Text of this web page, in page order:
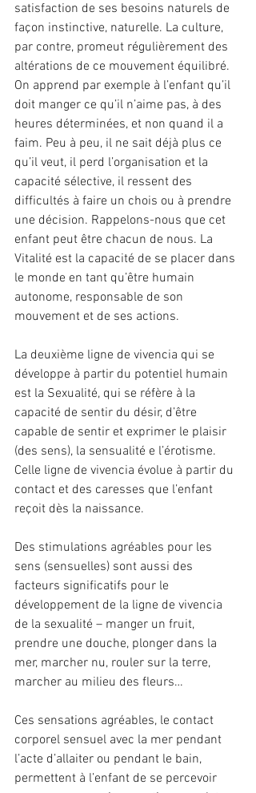
satisfaction de ses besoins naturels de
façon instinctive, naturelle. La culture,
par contre, promeut régulièrement des
altérations de ce mouvement équilibré.
On apprend par exemple à l’enfant qu’il
doit manger ce qu’il n’aime pas, à des
heures déterminées, et non quand il a
faim. Peu à peu, il ne sait déjà plus ce
qu’il veut, il perd l’organisation et la
capacité sélective, il ressent des
difficultés à faire un chois ou à prendre
une décision. Rappelons-nous que cet
enfant peut être chacun de nous. La
Vitalité est la capacité de se placer dans
le monde en tant qu’être humain
autonome, responsable de son
mouvement et de ses actions.
La deuxième ligne de vivencia qui se
développe à partir du potentiel humain
est la Sexualité, qui se réfère à la
capacité de sentir du désir, d’être
capable de sentir et exprimer le plaisir
(des sens), la sensualité e l’érotisme.
Celle ligne de vivencia évolue à partir du
contact et des caresses que l’enfant
reçoit dès la naissance.
Des stimulations agréables pour les
sens (sensuelles) sont aussi des
facteurs significatifs pour le
développement de la ligne de vivencia
de la sexualité – manger un fruit,
prendre une douche, plonger dans la
mer, marcher nu, rouler sur la terre,
marcher au milieu des fleurs…
Ces sensations agréables, le contact
corporel sensuel avec la mer pendant
l’acte d’allaiter ou pendant le bain,
permettent à l’enfant de se percevoir